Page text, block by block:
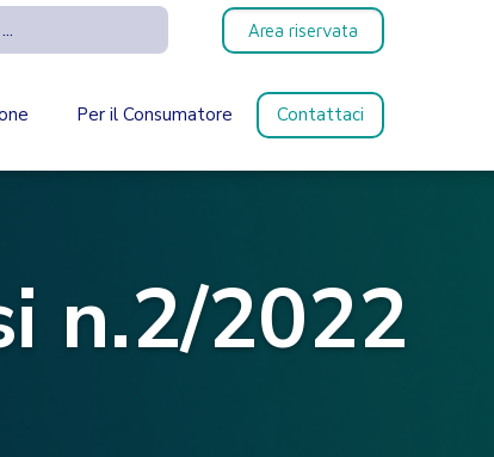
Area riservata
Per il Consumatore Contattaci
n.2/2022